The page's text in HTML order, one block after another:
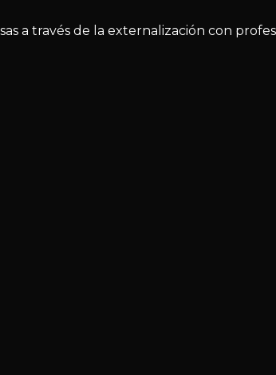
a través de la externalización con